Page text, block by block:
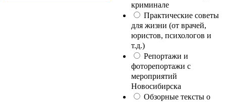
криминале
Практические советы
для жизни (от врачей,
юристов, психологов и
т.д.)
Репортажи и
фоторепортажи с
мероприятий
Новосибирска
Обзорные тексты о